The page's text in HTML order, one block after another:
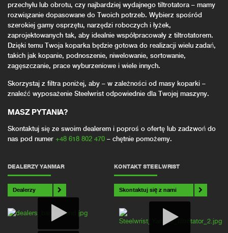
przechyłu lub obrotu, czy najbardziej wydajnego tiltrotatora – mamy
rozwiązanie dopasowane do Twoich potrzeb. Wybierz spośród
szerokiej gamy osprzętu, narzędzi roboczych i łyżek,
zaprojektowanych tak, aby idealnie współpracowały z tiltrotatorem.
Dzięki temu Twoja koparka będzie gotowa do realizacji wielu zadań,
takich jak kopanie, podnoszenie, niwelowanie, sortowanie,
zagęszczanie, prace wyburzeniowe i wiele innych.
Skorzystaj z filtra poniżej, aby – w zależności od masy koparki –
znaleźć wyposażenie Steelwrist odpowiednie dla Twojej maszyny.
MASZ PYTANIA?
Skontaktuj się ze swoim dealerem i poproś o ofertę lub zadzwoń do
nas pod numer +48 618 802 470 – chętnie pomożemy.
DEALERZY YANMAR
Dealerzy
KONTAKT STEELWRIST
Skontaktuj się z nami